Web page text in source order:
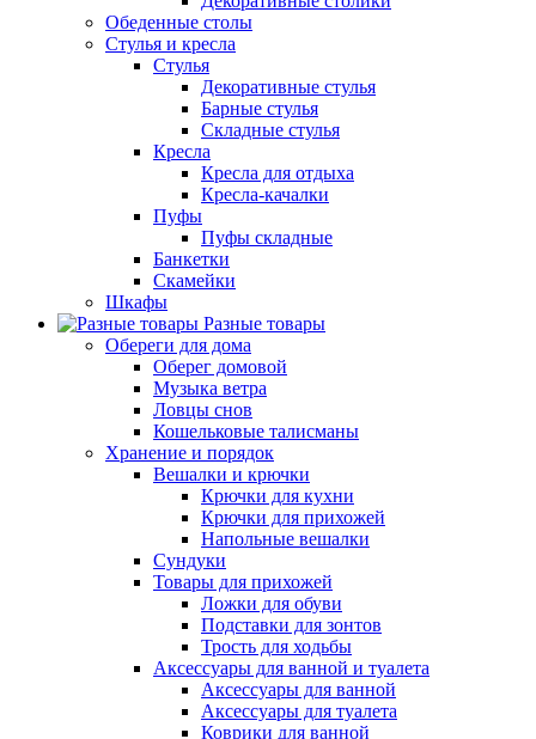
Обеденные столы
Стулья и кресла
Стулья
Декоративные стулья
Барные стулья
Складные стулья
Кресла
Кресла для отдыха
Кресла-качалки
Пуфы
Пуфы складные
Банкетки
Скамейки
Шкафы
Разные товары
Обереги для дома
Оберег домовой
Музыка ветра
Ловцы снов
Кошельковые талисманы
Хранение и порядок
Вешалки и крючки
Крючки для кухни
Крючки для прихожей
Напольные вешалки
Сундуки
Товары для прихожей
Ложки для обуви
Подставки для зонтов
Трость для ходьбы
Аксессуары для ванной и туалета
Аксессуары для ванной
Аксессуары для туалета
Коврики для ванной